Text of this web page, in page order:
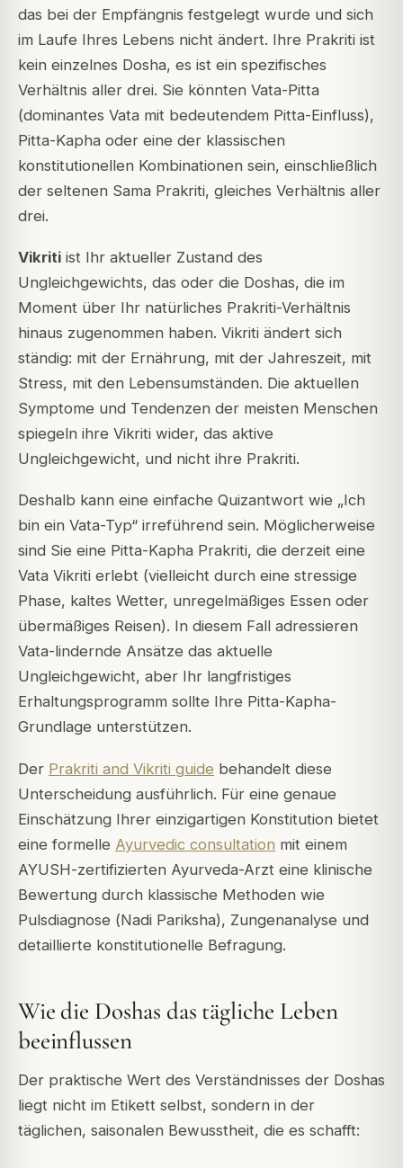
das bei der Empfängnis festgelegt wurde und sich
im Laufe Ihres Lebens nicht ändert. Ihre Prakriti ist
kein einzelnes Dosha, es ist ein spezifisches
Verhältnis aller drei. Sie könnten Vata-Pitta
(dominantes Vata mit bedeutendem Pitta-Einfluss),
Pitta-Kapha oder eine der klassischen
konstitutionellen Kombinationen sein, einschließlich
der seltenen Sama Prakriti, gleiches Verhältnis aller
drei.
Vikriti ist Ihr aktueller Zustand des
Ungleichgewichts, das oder die Doshas, die im
Moment über Ihr natürliches Prakriti-Verhältnis
hinaus zugenommen haben. Vikriti ändert sich
ständig: mit der Ernährung, mit der Jahreszeit, mit
Stress, mit den Lebensumständen. Die aktuellen
Symptome und Tendenzen der meisten Menschen
spiegeln ihre Vikriti wider, das aktive
Ungleichgewicht, und nicht ihre Prakriti.
Deshalb kann eine einfache Quizantwort wie „Ich
bin ein Vata-Typ“ irreführend sein. Möglicherweise
sind Sie eine Pitta-Kapha Prakriti, die derzeit eine
Vata Vikriti erlebt (vielleicht durch eine stressige
Phase, kaltes Wetter, unregelmäßiges Essen oder
übermäßiges Reisen). In diesem Fall adressieren
Vata-lindernde Ansätze das aktuelle
Ungleichgewicht, aber Ihr langfristiges
Erhaltungsprogramm sollte Ihre Pitta-Kapha-
Grundlage unterstützen.
Der Prakriti and Vikriti guide behandelt diese
Unterscheidung ausführlich. Für eine genaue
Einschätzung Ihrer einzigartigen Konstitution bietet
eine formelle Ayurvedic consultation mit einem
AYUSH-zertifizierten Ayurveda-Arzt eine klinische
Bewertung durch klassische Methoden wie
Pulsdiagnose (Nadi Pariksha), Zungenanalyse und
detaillierte konstitutionelle Befragung.
Wie die Doshas das tägliche Leben
beeinflussen
Der praktische Wert des Verständnisses der Doshas
liegt nicht im Etikett selbst, sondern in der
täglichen, saisonalen Bewusstheit, die es schafft: